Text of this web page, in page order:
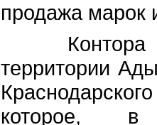
продажа марок
Контора
территории
которое,